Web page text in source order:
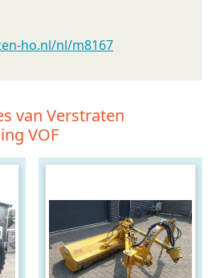
ho.nl/nl/m8167
van Verstraten
VOF